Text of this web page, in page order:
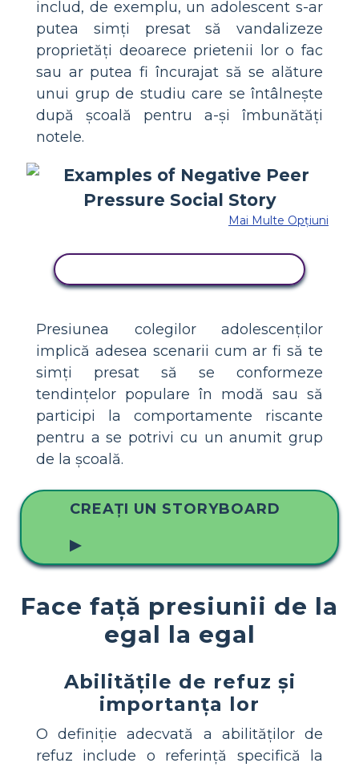
includ, de exemplu, un adolescent s-ar
putea simți presat să vandalizeze
proprietăți deoarece prietenii lor o fac
sau ar putea fi încurajat să se alăture
unui grup de studiu care se întâlnește
după școală pentru a-și îmbunătăți
notele.
Mai Multe Opțiuni
Presiunea colegilor adolescenților
implică adesea scenarii cum ar fi să te
simți presat să se conformeze
tendințelor populare în modă sau să
participi la comportamente riscante
pentru a se potrivi cu un anumit grup
de la școală.
CREAȚI UN STORYBOARD
▶
Face față presiunii de la
egal la egal
Abilitățile de refuz și
importanța lor
O definiție adecvată a abilităților de
refuz include o referință specifică la